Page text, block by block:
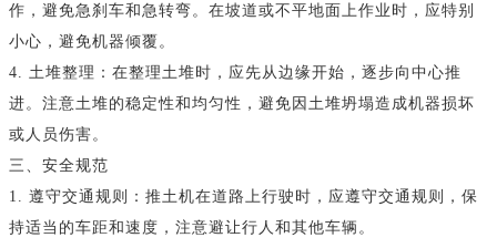
作，避免急刹车和急转弯。在坡道或不平地面上作业时，应特别
小心，避免机器倾覆。
4. 土堆整理：在整理土堆时，应先从边缘开始，逐步向中心推
进。注意土堆的稳定性和均匀性，避免因土堆坍塌造成机器损坏
或人员伤害。
三、安全规范
1. 遵守交通规则：推土机在道路上行驶时，应遵守交通规则，保
持适当的车距和速度，注意避让行人和其他车辆。